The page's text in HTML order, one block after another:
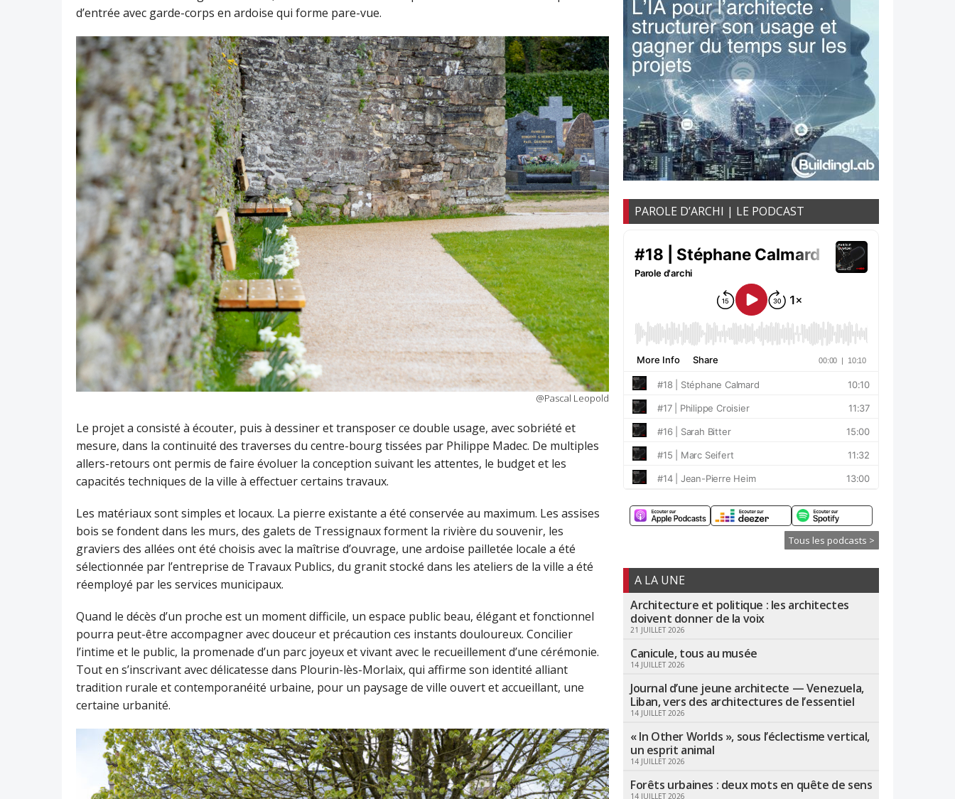
d’entrée avec garde-corps en ardoise qui forme pare-vue.
@Pascal Leopold
Le projet a consisté à écouter, puis à dessiner et transposer ce double usage, avec sobriété et
mesure, dans la continuité des traverses du centre-bourg tissées par Philippe Madec. De multiples
allers-retours ont permis de faire évoluer la conception suivant les attentes, le budget et les
capacités techniques de la ville à effectuer certains travaux.
Les matériaux sont simples et locaux. La pierre existante a été conservée au maximum. Les assises
bois se fondent dans les murs, des galets de Tressignaux forment la rivière du souvenir, les
graviers des allées ont été choisis avec la maîtrise d’ouvrage, une ardoise pailletée locale a été
sélectionnée par l’entreprise de Travaux Publics, du granit stocké dans les ateliers de la ville a été
réemployé par les services municipaux.
Quand le décès d’un proche est un moment difficile, un espace public beau, élégant et fonctionnel
pourra peut-être accompagner avec douceur et précaution ces instants douloureux. Concilier
l’intime et le public, la promenade d’un parc joyeux et vivant avec le recueillement d’une cérémonie.
Tout en s’inscrivant avec délicatesse dans Plourin-lès-Morlaix, qui affirme son identité alliant
tradition rurale et contemporanéité urbaine, pour un paysage de ville ouvert et accueillant, une
certaine urbanité.
PAROLE D’ARCHI | LE PODCAST
Tous les podcasts >
A LA UNE
Architecture et politique : les architectes
doivent donner de la voix
21 JUILLET 2026
Canicule, tous au musée
14 JUILLET 2026
Journal d’une jeune architecte — Venezuela,
Liban, vers des architectures de l’essentiel
14 JUILLET 2026
« In Other Worlds », sous l’éclectisme vertical,
un esprit animal
14 JUILLET 2026
Forêts urbaines : deux mots en quête de sens
14 JUILLET 2026